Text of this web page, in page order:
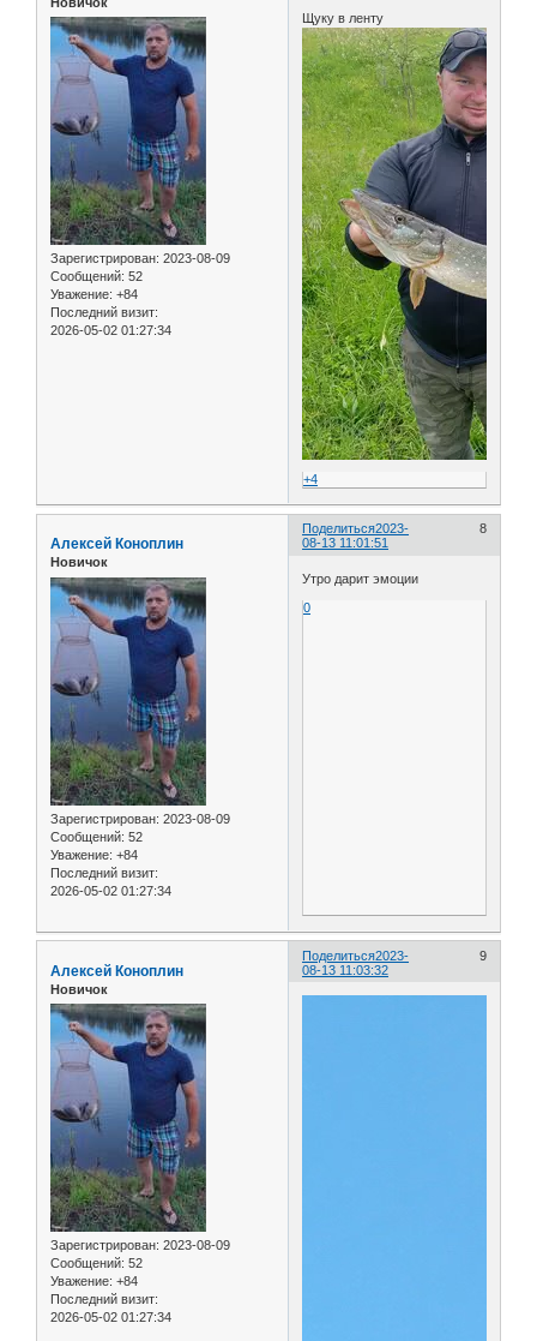
Зарегистрирован: 2023-08-09
Сообщений: 52
Уважение: +84
Последний визит:
2026-05-02 01:27:34
Щуку в ленту
+4
Поделиться 8
2023-
08-13 11:01:51
Алексей Коноплин
Новичок
Зарегистрирован: 2023-08-09
Сообщений: 52
Уважение: +84
Последний визит:
2026-05-02 01:27:34
Утро дарит эмоции
0
Поделиться 9
2023-
08-13 11:03:32
Алексей Коноплин
Новичок
Зарегистрирован: 2023-08-09
Сообщений: 52
Уважение: +84
Последний визит:
2026-05-02 01:27:34